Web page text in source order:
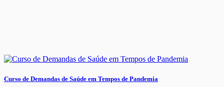
Curso de Demandas de Saúde em Tempos de Pandemia